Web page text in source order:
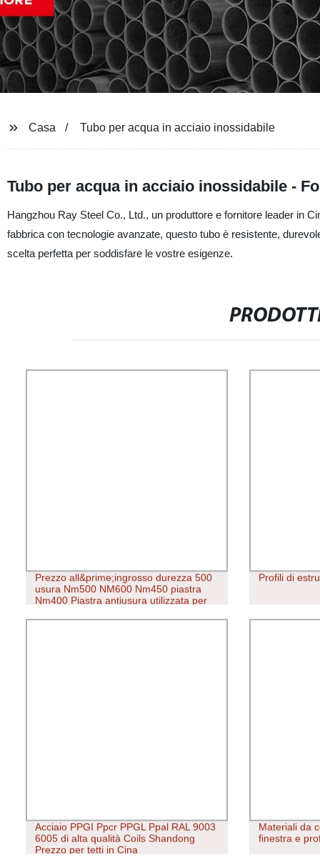
Casa Tubo per acqua in acciaio inossidabile
Tubo per acqua in acciaio inossidabile -
Hangzhou Ray Steel Co., Ltd., un produttore e fornitore leader in
fabbrica con tecnologie avanzate, questo tubo è resistente,
scelta perfetta per soddisfare le vostre esigenze.
Prezzo all&prime;ingrosso durezza 500
usura Nm500 NM600 Nm450 piastra
Nm400 Piastra antiusura utilizzata per
centrale termoelettrica Foglio
Profili di
Acciaio PPGI Ppcr PPGL Ppal RAL 9003
6005 di alta qualità Coils Shandong
Prezzo per tetti in Cina
Materiali da
finestra e